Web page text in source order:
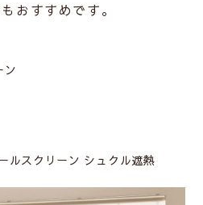
おすすめです。
ン
ルスクリーン シュクル遮熱